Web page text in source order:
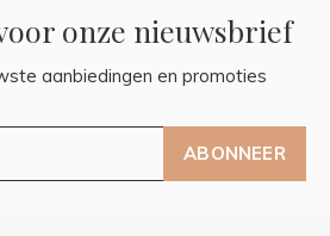
onze nieuwsbrief
aanbiedingen en promoties
ABONNEER